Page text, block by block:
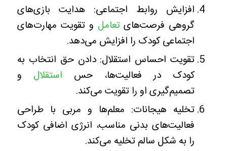
افزایش روابط اجتماعی: هدایت بازی‌های
گروهی فرصت‌هایتعامل و تقویت مهارت‌های
اجتماعی کودک را افزایش می‌دهد.
تقویت احساس استقلال: دادن حق انتخاب به
کودک در فعالیت‌ها، حس استقلال و
تصمیم‌گیری او را تقویت می‌کند.
تخلیه هیجانات: معلم‌ها و مربی با طراحی
فعالیت‌های بدنی مناسب، انرژی اضافی کودک
را به شکل سالم تخلیه می‌کند.